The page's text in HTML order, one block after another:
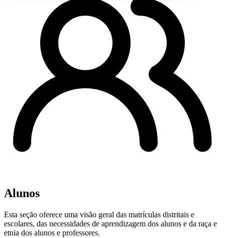
Alunos
Esta seção oferece uma visão geral das matrículas distritais e
escolares, das necessidades de aprendizagem dos alunos e da raça e
etnia dos alunos e professores.